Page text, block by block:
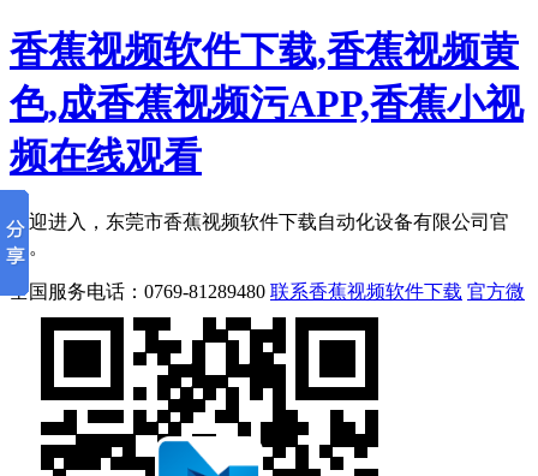
香蕉视频软件下载,香蕉视频黄
色,成香蕉视频污APP,香蕉小视
频在线观看
欢迎进入，东莞市香蕉视频软件下载自动化设备有限公司官
网。
全国服务电话： 0769-81289480 联系香蕉视频软件下载 官方微